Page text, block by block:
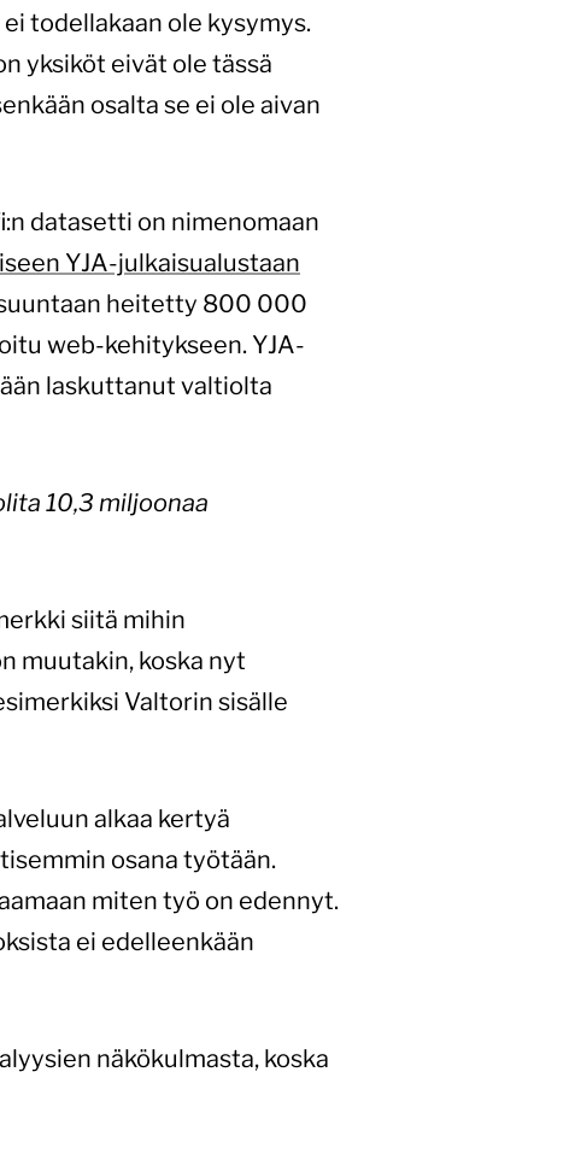
todellakaan ole kysymys.
yksiköt eivät ole tässä
osalta se ei ole aivan
datasetti on nimenomaan
YJA-julkaisualustaan
heitetty 800 000
web-kehitykseen. YJA-
laskuttanut valtiolta
10,3 miljoonaa
siitä mihin
muutakin, koska nyt
Valtorin sisälle
alkaa kertyä
osana työtään.
miten työ on edennyt.
ei edelleenkään
näkökulmasta, koska